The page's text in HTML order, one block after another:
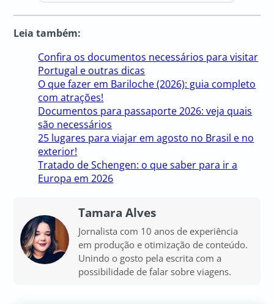
Leia também:
Confira os documentos necessários para visitar
Portugal e outras dicas
O que fazer em Bariloche (2026): guia completo
com atrações!
Documentos para passaporte 2026: veja quais
são necessários
25 lugares para viajar em agosto no Brasil e no
exterior!
Tratado de Schengen: o que saber para ir a
Europa em 2026
Tamara Alves
Jornalista com 10 anos de experiência
em produção e otimização de conteúdo.
Unindo o gosto pela escrita com a
possibilidade de falar sobre viagens.